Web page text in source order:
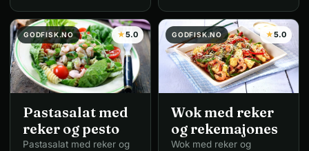
GODFISK.NO ★5.0
Pastasalat med
reker og pesto
Pastasalat med reker og
GODFISK.NO ★5.0
Wok med reker
og rekemajones
Wok med reker og